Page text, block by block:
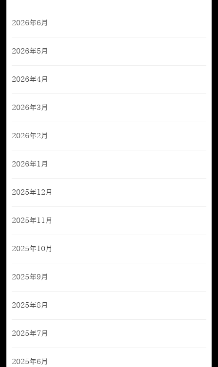
2026年6月
2026年5月
2026年4月
2026年3月
2026年2月
2026年1月
2025年12月
2025年11月
2025年10月
2025年9月
2025年8月
2025年7月
2025年6月